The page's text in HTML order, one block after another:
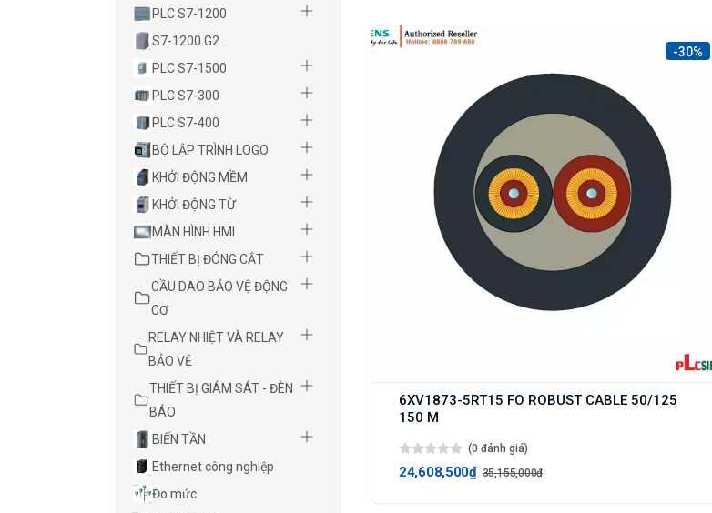
PLC S7-1200
S7-1200 G2
PLC S7-1500
PLC S7-300
PLC S7-400
BỘ LẬP TRÌNH LOGO
KHỞI ĐỘNG MỀM
KHỞI ĐỘNG TỪ
MÀN HÌNH HMI
THIẾT BỊ ĐÓNG CẮT
CẦU DAO BẢO VỆ ĐỘNG
CƠ
RELAY NHIỆT VÀ RELAY
BẢO VỆ
THIẾT BỊ GIÁM SÁT - ĐÈN
BÁO
BIẾN TẦN
Ethernet công nghiệp
Đo mức
-30%
6XV1873-5RT15 FO ROBUST CABLE 50/125
150 M
(0 đánh giá)
24,608,500₫ 35,155,000₫